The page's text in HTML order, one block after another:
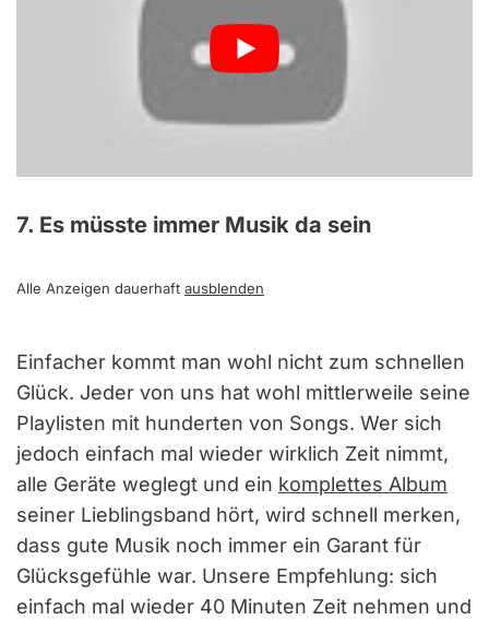
7. Es müsste immer Musik da sein
Alle Anzeigen dauerhaft ausblenden
Einfacher kommt man wohl nicht zum schnellen
Glück. Jeder von uns hat wohl mittlerweile seine
Playlisten mit hunderten von Songs. Wer sich
jedoch einfach mal wieder wirklich Zeit nimmt,
alle Geräte weglegt und ein komplettes Album
seiner Lieblingsband hört, wird schnell merken,
dass gute Musik noch immer ein Garant für
Glücksgefühle war. Unsere Empfehlung: sich
einfach mal wieder 40 Minuten Zeit nehmen und